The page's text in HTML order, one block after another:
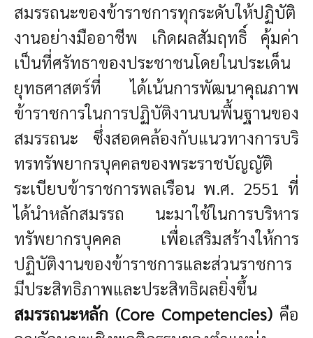
สมรรถนะของข้าราชการทุกระดับให้ปฏิบัติ
งานอย่างมืออาชีพ เกิดผลสัมฤทธิ์ คุ้มค่า
เป็นที่ศรัทธาของประชาชนโดยในประเด็น
ยุทธศาสตร์ที่ ได้เน้นการพัฒนาคุณภาพ
ข้าราชการในการปฏิบัติงานบนพื้นฐานของ
สมรรถนะ ซึ่งสอดคล้องกับแนวทางการบริ
ทรทรัพยากรบุคคลของพระราชบัญญัติ
ระเบียบข้าราชการพลเรือน พ.ศ. 2551 ที่
ได้นำหลักสมรรถ นะมาใช้ในการบริหาร
ทรัพยากรบุคคล เพื่อเสริมสร้างให้การ
ปฏิบัติงานของข้าราชการและส่วนราชการ
มีประสิทธิภาพและประสิทธิผลยิ่งขึ้น
สมรรถนะหลัก (Core Competencies) คือ